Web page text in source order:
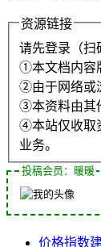
资源链接
请先登录（扫
①本文档内容
②由于网络或
③本资料由其
④本站仅收取
业务。
投稿会员：暖暖
价格指数